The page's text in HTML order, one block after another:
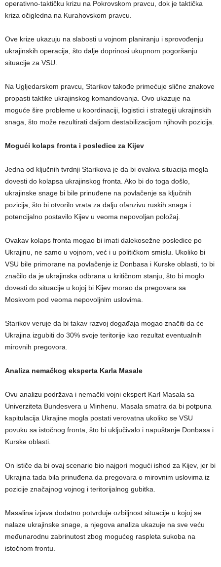
operativno-taktičku krizu na Pokrovskom pravcu, dok je taktička
kriza očigledna na Kurahovskom pravcu.
Ove krize ukazuju na slabosti u vojnom planiranju i sprovođenju
ukrajinskih operacija, što dalje doprinosi ukupnom pogoršanju
situacije za VSU.
Na Ugljedarskom pravcu, Starikov takođe primećuje slične znakove
propasti taktike ukrajinskog komandovanja. Ovo ukazuje na
moguće šire probleme u koordinaciji, logistici i strategiji ukrajinskih
snaga, što može rezultirati daljom destabilizacijom njihovih pozicija.
Mogući kolaps fronta i posledice za Kijev
Jedna od ključnih tvrdnji Starikova je da bi ovakva situacija mogla
dovesti do kolapsa ukrajinskog fronta. Ako bi do toga došlo,
ukrajinske snage bi bile prinuđene na povlačenje sa ključnih
pozicija, što bi otvorilo vrata za dalju ofanzivu ruskih snaga i
potencijalno postavilo Kijev u veoma nepovoljan položaj.
Ovakav kolaps fronta mogao bi imati dalekosežne posledice po
Ukrajinu, ne samo u vojnom, već i u političkom smislu. Ukoliko bi
VSU bile primorane na povlačenje iz Donbasa i Kurske oblasti, to bi
značilo da je ukrajinska odbrana u kritičnom stanju, što bi moglo
dovesti do situacije u kojoj bi Kijev morao da pregovara sa
Moskvom pod veoma nepovoljnim uslovima.
Starikov veruje da bi takav razvoj događaja mogao značiti da će
Ukrajina izgubiti do 30% svoje teritorije kao rezultat eventualnih
mirovnih pregovora.
Analiza nemačkog eksperta Karla Masale
Ovu analizu podržava i nemački vojni ekspert Karl Masala sa
Univerziteta Bundesvera u Minhenu. Masala smatra da bi potpuna
kapitulacija Ukrajine mogla postati verovatna ukoliko se VSU
povuku sa istočnog fronta, što bi uključivalo i napuštanje Donbasa i
Kurske oblasti.
On ističe da bi ovaj scenario bio najgori mogući ishod za Kijev, jer bi
Ukrajina tada bila prinuđena da pregovara o mirovnim uslovima iz
pozicije značajnog vojnog i teritorijalnog gubitka.
Masalina izjava dodatno potvrđuje ozbiljnost situacije u kojoj se
nalaze ukrajinske snage, a njegova analiza ukazuje na sve veću
međunarodnu zabrinutost zbog mogućeg raspleta sukoba na
istočnom frontu.